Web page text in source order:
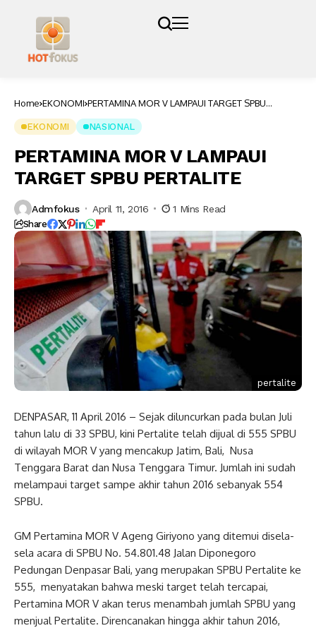
Home EKONOMI PERTAMINA MOR V LAMPAUI TARGET SPBU
EKONOMI NASIONAL
PERTAMINA MOR V LAMPAUI
TARGET SPBU PERTALITE
Admfokus April 11, 2016 1 Mins Read
Share
pertalite
DENPASAR, 11 April 2016 – Sejak diluncurkan pada bulan Juli
tahun lalu di 33 SPBU, kini Pertalite telah dijual di 555 SPBU
di wilayah MOR V yang mencakup Jatim, Bali, Nusa
Tenggara Barat dan Nusa Tenggara Timur. Jumlah ini sudah
melampaui target sampe akhir tahun 2016 sebanyak 554
SPBU.
GM Pertamina MOR V Ageng Giriyono yang ditemui disela-
sela acara di SPBU No. 54.801.48 Jalan Diponegoro
Pedungan Denpasar Bali, yang merupakan SPBU Pertalite ke
555, menyatakan bahwa meski target telah tercapai,
Pertamina MOR V akan terus menambah jumlah SPBU yang
menjual Pertalite. Direncanakan hingga akhir tahun 2016,